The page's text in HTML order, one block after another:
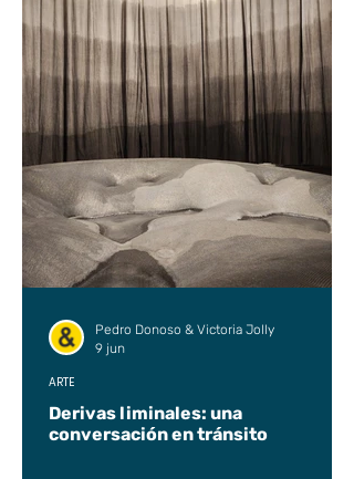
Derivas liminales: una
conversación en tránsito
ARTE
Pedro Donoso & Victoria Jolly
9 jun